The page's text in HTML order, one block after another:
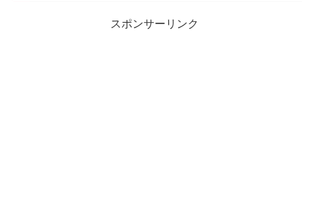
スポンサーリンク